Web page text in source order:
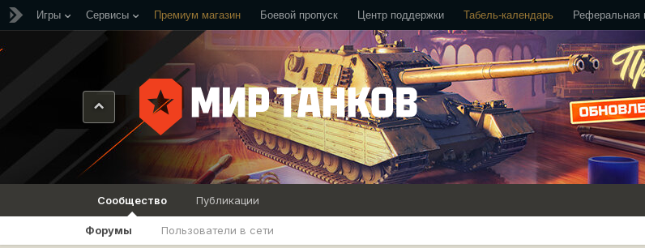
Игры Сервисы Премиум магазин Боевой пропуск Центр поддержки Табель-календарь Реферальная
Сообщество
Форумы Пользователи в сети
Публикации